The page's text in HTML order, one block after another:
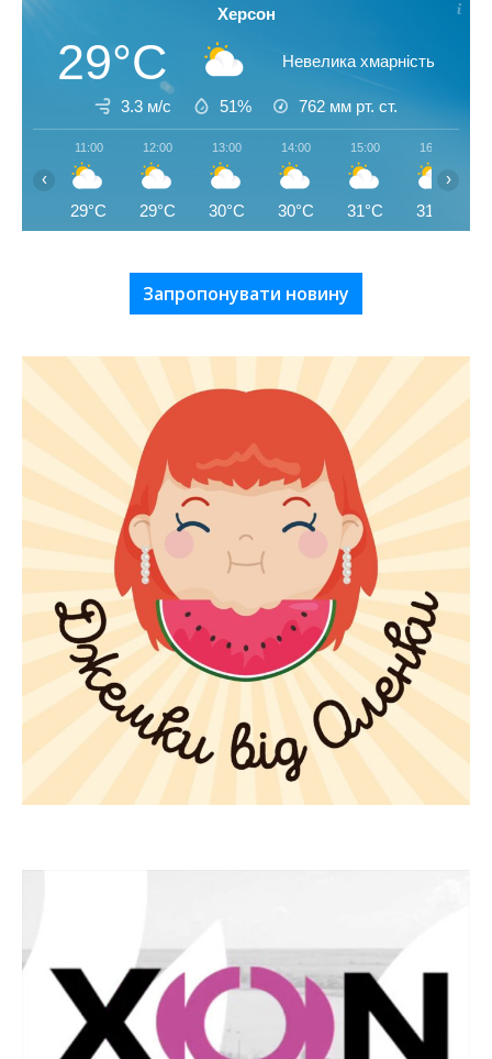
Херсон
29°C Невелика хмарність
3.3 м/с 51% 762 мм рт. ст.
11:00
29°C
12:00
29°C
13:00
30°C
14:00
30°C
15:00
31°C
16:00
31°C
‹ ›
Запропонувати новину